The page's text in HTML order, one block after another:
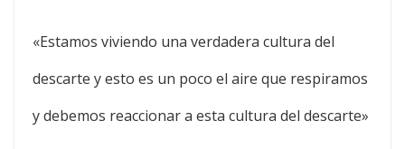
«Estamos viviendo una verdadera cultura del
descarte y esto es un poco el aire que respiramos
y debemos reaccionar a esta cultura del descarte»